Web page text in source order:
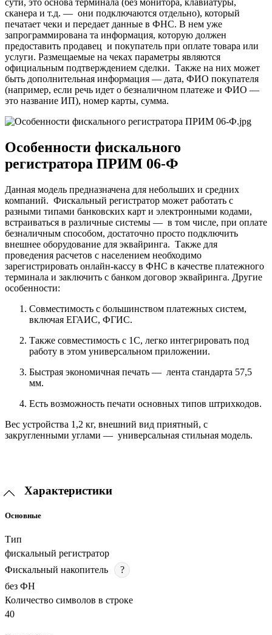
сути, это основа терминала (без монитора, клавиатуры,
сканера и т.д. — они подключаются отдельно), который
печатает чеки и передает данные в ФНС. В нем уже
запрограммирована та информация, которую должен
предоставить продавец и покупатель при оплате товара или
услуги. Размещаемые на чеках параметры являются
официальным подтверждением сделки. Также на них может
быть дополнительная информация — дата, ФИО покупателя
(например, если речь идет о безналичном платеже и ФИО —
это название ИП), номер карты, сумма.
Особенности фискального
регистратора ПРИМ 06-Ф
Данная модель предназначена для небольших и средних
компаний. Фискальный регистратор может работать с
разными типами банковских карт и электронными кодами,
встраиваться в различные системы — в том числе, при оплате
безналичным способом, достаточно просто подключить
внешнее оборудование для эквайринга. Также для
проведения расчетов с населением необходимо
зарегистрировать онлайн-кассу в ФНС в качестве платежного
терминала и заключить с банком договор эквайринга. Другие
особенности:
Совместимость с большинством платежных систем,
включая ЕГАИС, ФГИС.
Также совместимость с 1С, легко интегрировать под
работу в этом универсальном приложении.
Быстрая экономичная печать — лента стандарта 57,5
мм.
Есть возможность печати основных типов штрихкодов.
Вес устройства 1,2 кг, внешний вид приятный, с
закругленными углами — универсальная стильная модель.
Характеристики
Основные
Тип
фискальный регистратор
Фискальный накопитель
?
без ФН
Количество символов в строке
40